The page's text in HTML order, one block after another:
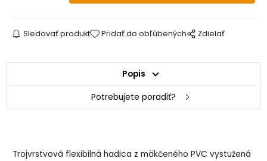
Sledovať produkt Pridať do obľúbených Zdielať
Popis
Potrebujete poradiť?
Trojvrstvová flexibilná hadica z mäkčeného PVC vystužená